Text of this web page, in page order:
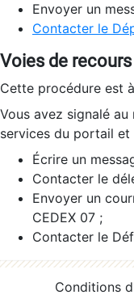
Envoyer un
Contacter le
Voies de recours
Cette procédure est
Vous avez signalé
services du portail et
Écrire un
Contacter le
Envoyer un
CEDEX 07 ;
Contacter le
Conditions